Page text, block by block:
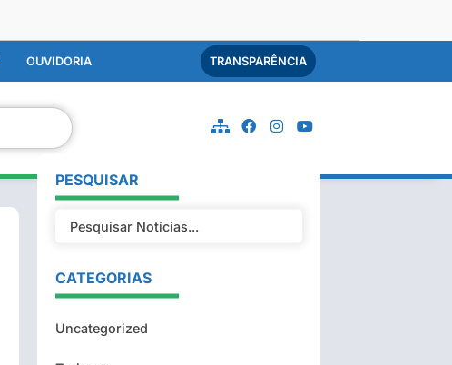
OUVIDORIA TRANSPARÊNCIA
PESQUISAR
CATEGORIAS
Uncategorized